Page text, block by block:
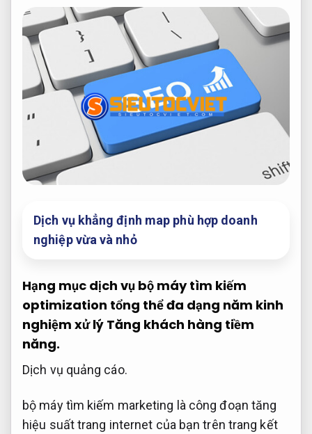
Dịch vụ khẳng định map phù hợp doanh
nghiệp vừa và nhỏ
Hạng mục dịch vụ bộ máy tìm kiếm
optimization tổng thể đa dạng năm kinh
nghiệm xử lý Tăng khách hàng tiềm
năng.
Dịch vụ quảng cáo.
bộ máy tìm kiếm marketing là công đoạn tăng
hiệu suất trang internet của bạn trên trang kết